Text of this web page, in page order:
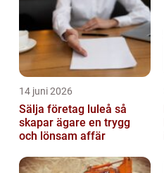
14 juni 2026
Sälja företag luleå så
skapar ägare en trygg
och lönsam affär